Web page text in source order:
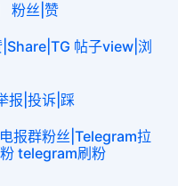
粉丝|赞
帖子view|浏
报|投诉|踩
报群粉丝|Telegram拉
telegram刷粉